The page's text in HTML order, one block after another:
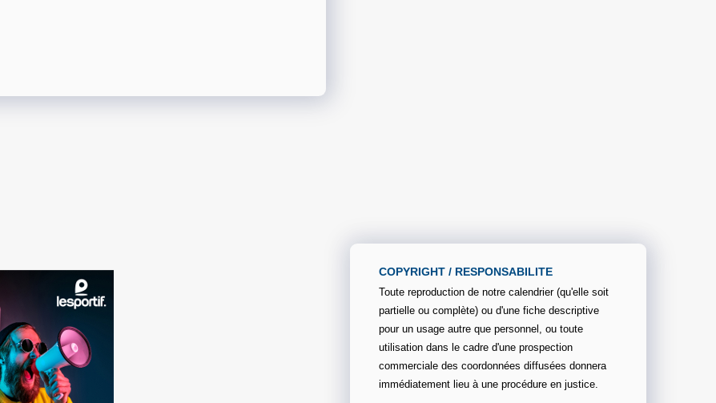
COPYRIGHT / RESPONSABILITE
Toute reproduction de notre calendrier (qu'elle soit
partielle ou complète) ou d'une fiche descriptive
pour un usage autre que personnel, ou toute
utilisation dans le cadre d'une prospection
commerciale des coordonnées diffusées donnera
immédiatement lieu à une procédure en justice.